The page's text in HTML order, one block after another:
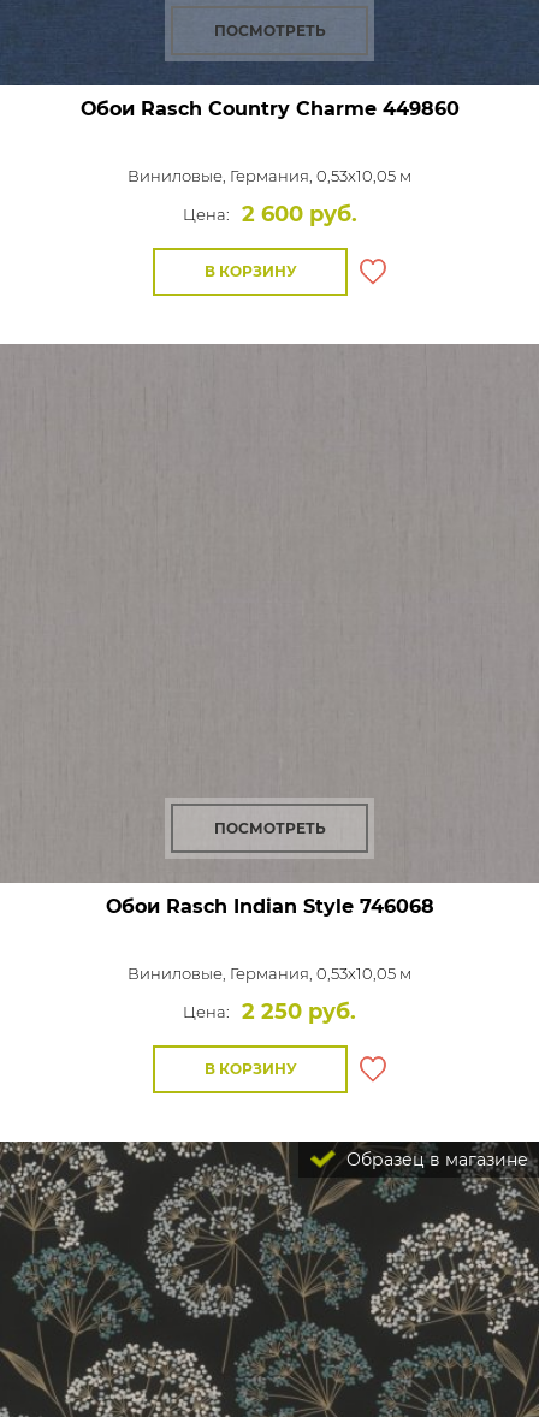
ПОСМОТРЕТЬ
Обои Rasch Country Charme449860
Виниловые, Германия, 0,53x10,05 м
Цена:
2 600 руб.
В КОРЗИНУ
ПОСМОТРЕТЬ
Обои Rasch Indian Style746068
Виниловые, Германия, 0,53x10,05 м
Цена:
2 250 руб.
В КОРЗИНУ
Образец в магазине